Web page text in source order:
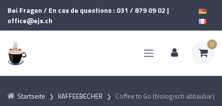
Bei Fragen / En cas de questions : 031 / 879 09 02 |
office@ejs.ch
0
Startseite KAFFEEBECHER Coffee to Go (biologisch abbaubar)